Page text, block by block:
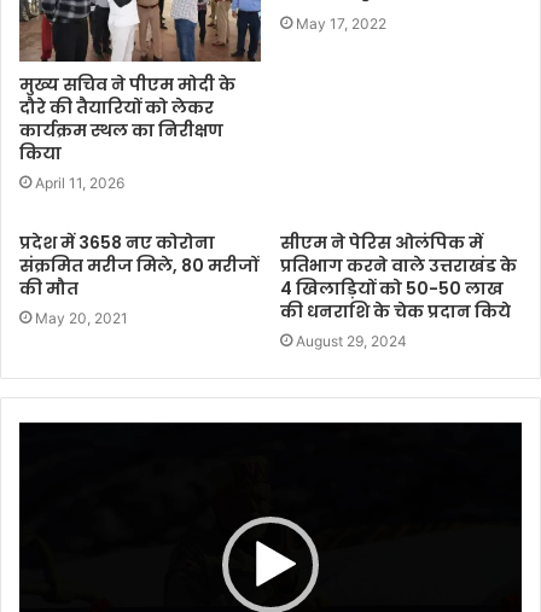
मुख्य सचिव ने पीएम मोदी के
दौरे की तैयारियों को लेकर
कार्यक्रम स्थल का निरीक्षण
किया
April 11, 2026
May 17, 2022
प्रदेश में 3658 नए कोरोना
संक्रमित मरीज मिले, 80 मरीजों
की मौत
May 20, 2021
सीएम ने पेरिस ओलंपिक में
प्रतिभाग करने वाले उत्तराखंड के
4 खिलाड़ियों को 50-50 लाख
की धनराशि के चेक प्रदान किये
August 29, 2024